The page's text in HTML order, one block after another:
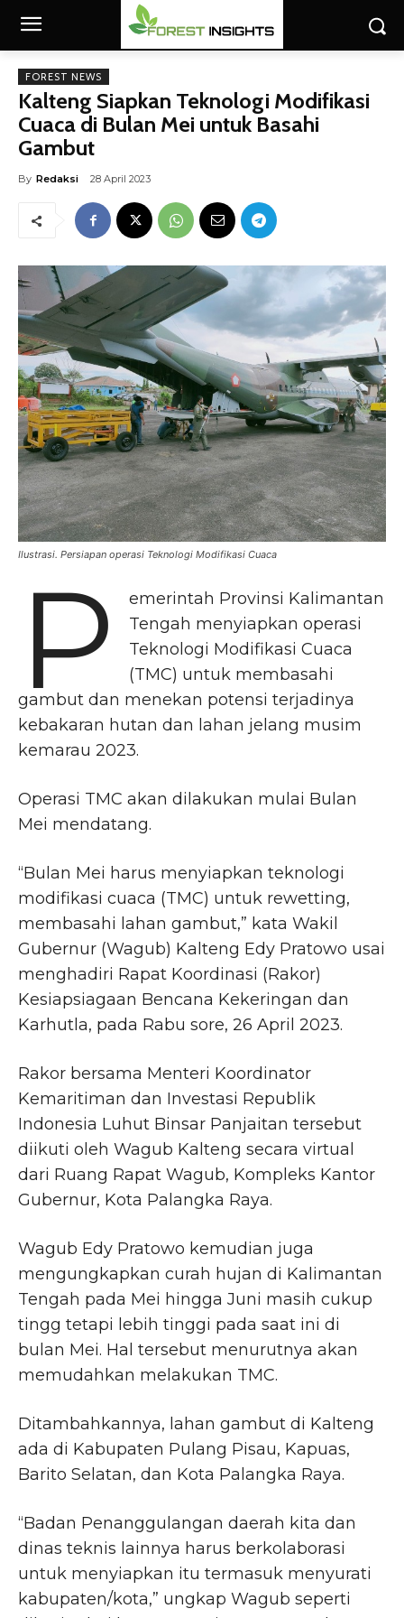
FOREST NEWS
Kalteng Siapkan Teknologi Modifikasi
Cuaca di Bulan Mei untuk Basahi
Gambut
By Redaksi 28 April 2023
Ilustrasi. Persiapan operasi Teknologi Modifikasi Cuaca
P
emerintah Provinsi Kalimantan
Tengah menyiapkan operasi
Teknologi Modifikasi Cuaca
(TMC) untuk membasahi
gambut dan menekan potensi terjadinya
kebakaran hutan dan lahan jelang musim
kemarau 2023.
Operasi TMC akan dilakukan mulai Bulan
Mei mendatang.
“Bulan Mei harus menyiapkan teknologi
modifikasi cuaca (TMC) untuk rewetting,
membasahi lahan gambut,” kata Wakil
Gubernur (Wagub) Kalteng Edy Pratowo usai
menghadiri Rapat Koordinasi (Rakor)
Kesiapsiagaan Bencana Kekeringan dan
Karhutla, pada Rabu sore, 26 April 2023.
Rakor bersama Menteri Koordinator
Kemaritiman dan Investasi Republik
Indonesia Luhut Binsar Panjaitan tersebut
diikuti oleh Wagub Kalteng secara virtual
dari Ruang Rapat Wagub, Kompleks Kantor
Gubernur, Kota Palangka Raya.
Wagub Edy Pratowo kemudian juga
mengungkapkan curah hujan di Kalimantan
Tengah pada Mei hingga Juni masih cukup
tingg tetapi lebih tinggi pada saat ini di
bulan Mei. Hal tersebut menurutnya akan
memudahkan melakukan TMC.
Ditambahkannya, lahan gambut di Kalteng
ada di Kabupaten Pulang Pisau, Kapuas,
Barito Selatan, dan Kota Palangka Raya.
“Badan Penanggulangan daerah kita dan
dinas teknis lainnya harus berkolaborasi
untuk menyiapkan itu termasuk menyurati
kabupaten/kota,” ungkap Wagub seperti